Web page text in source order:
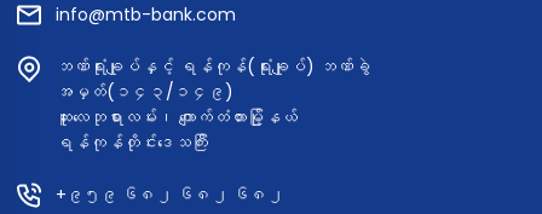
info@mtb-bank.com
ဘဏ်ရုံးချုပ်နှင့် ရန်ကုန်(ရုံးချုပ်) ဘဏ်ခွဲ
အမှတ်(၁၄၃/၁၄၉)
ဆူးလေဘုရားလမ်း၊ ကျောက်တံတားမြို့နယ်
ရန်ကုန်တိုင်းဒေသကြီး
+၉၅၉ ၆၈၂ ၆၈၂ ၆၈၂